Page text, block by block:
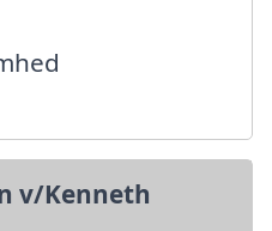
v/Kenneth